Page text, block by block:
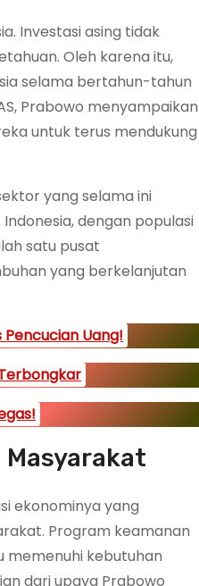
Investasi asing tidak
Oleh karena itu,
selama bertahun-tahun
Prabowo menyampaikan
untuk terus mendukung
yang selama ini
dengan populasi
satu pusat
yang berkelanjutan
Uang!
ekonominya yang
Program keamanan
memenuhi kebutuhan
dari upaya Prabowo